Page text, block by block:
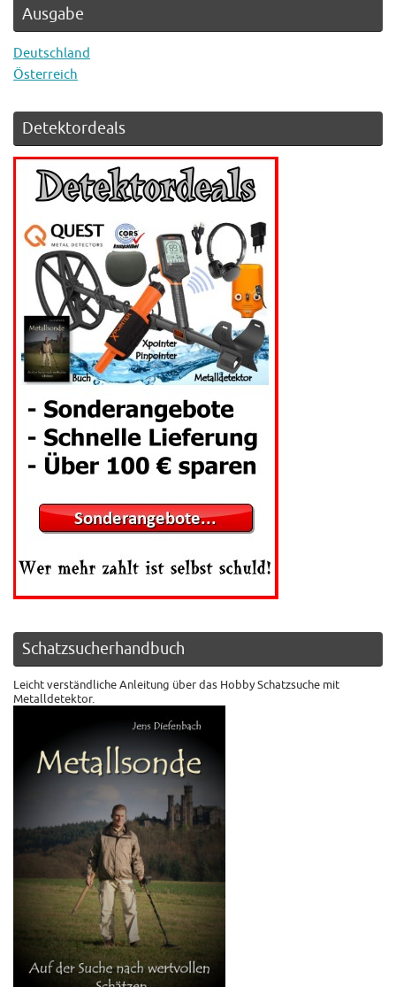
Ausgabe
Deutschland
Österreich
Detektordeals
Schatzsucherhandbuch
Leicht verständliche Anleitung über das Hobby Schatzsuche mit
Metalldetektor.